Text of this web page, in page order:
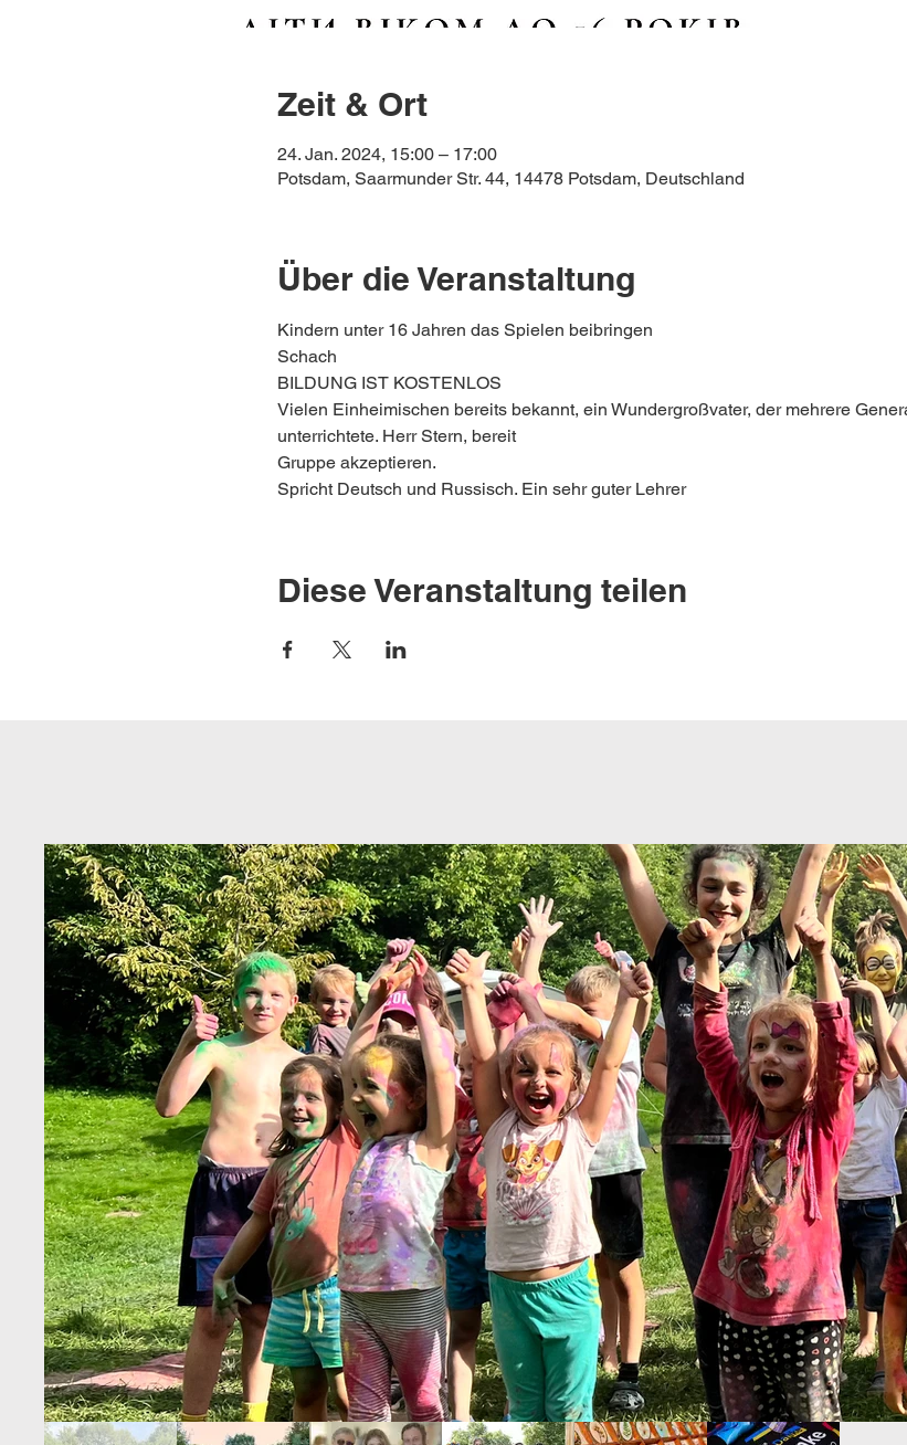
Zeit & Ort
24. Jan. 2024, 15:00 – 17:00
Potsdam, Saarmunder Str. 44, 14478 Potsdam, Deutschland
Über die Veranstaltung
Kindern unter 16 Jahren das Spielen beibringen
Schach
BILDUNG IST KOSTENLOS
Vielen Einheimischen bereits bekannt, ein Wundergroßvater, der mehrere
unterrichtete. Herr Stern, bereit
Gruppe akzeptieren.
Spricht Deutsch und Russisch. Ein sehr guter Lehrer
Diese Veranstaltung teilen